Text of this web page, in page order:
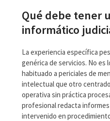
Qué debe tener
informático
La experiencia específica
genérica de servicios. No es
habituado a periciales de
intelectual que otro
operativa sin práctica
profesional redacta informes
intervenido en